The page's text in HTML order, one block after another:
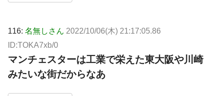
116: 名無しさん 2022/10/06(木) 21:17:05.86
ID:TOKA7xb/0
マンチェスターは工業で栄えた東大阪や川崎
みたいな街だからなあ